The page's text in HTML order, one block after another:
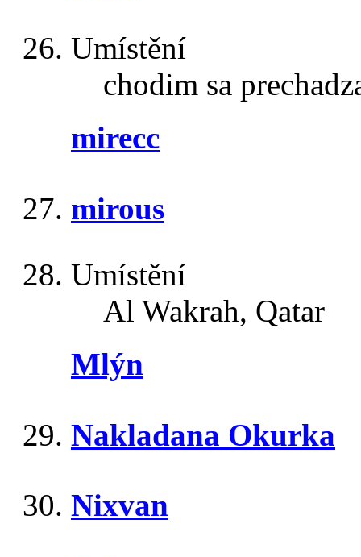
Umístění
chodim sa
mirecc
mirous
Umístění
Al Wakrah, Qatar
Mlýn
Nakladana Okurka
Nixvan